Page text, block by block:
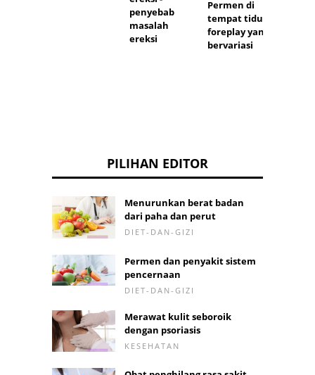
penyebab
masalah
ereksi
Permen di
tempat tidur,
foreplay yang
bervariasi
PILIHAN EDITOR
Menurunkan berat badan
dari paha dan perut
DIET-DAN-GIZI
Permen dan penyakit sistem
pencernaan
DIET-DAN-GIZI
Merawat kulit seboroik
dengan psoriasis
KESEHATAN